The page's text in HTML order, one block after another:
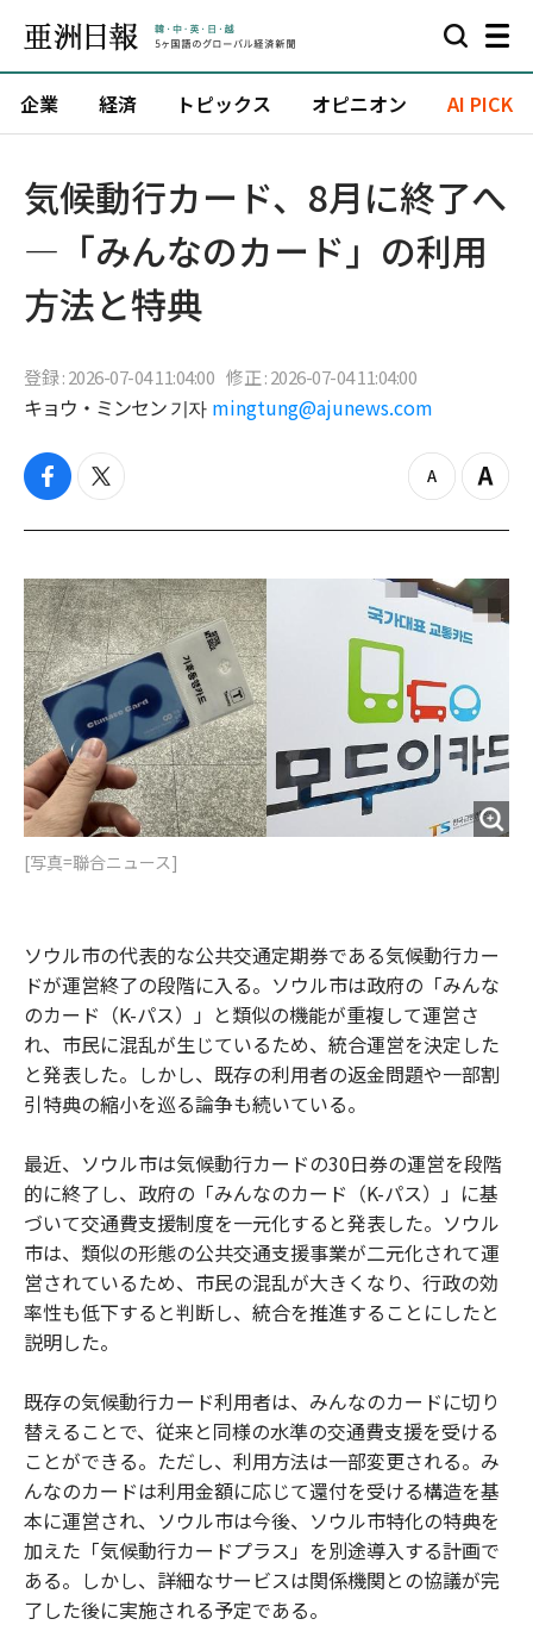
企業 経済 トピックス オピニオン AI PICK
気候動行カード、8月に終了へ
—「みんなのカード」の利用
方法と特典
登録 : 2026-07-04 11:04:00 修正 : 2026-07-04 11:04:00
キョウ・ミンセン 기자 mingtung@ajunews.com
f
c
b
o
o
k
t
i
t
e
r
z
o
o
u
t
Z
o
i
n
[写真=聯合ニュース]
ソウル市の代表的な公共交通定期券である気候動行カー
ドが運営終了の段階に入る。ソウル市は政府の「みんな
のカード（K-パス）」と類似の機能が重複して運営さ
れ、市民に混乱が生じているため、統合運営を決定した
と発表した。しかし、既存の利用者の返金問題や一部割
引特典の縮小を巡る論争も続いている。
最近、ソウル市は気候動行カードの30日券の運営を段階
的に終了し、政府の「みんなのカード（K-パス）」に基
づいて交通費支援制度を一元化すると発表した。ソウル
市は、類似の形態の公共交通支援事業が二元化されて運
営されているため、市民の混乱が大きくなり、行政の効
率性も低下すると判断し、統合を推進することにしたと
説明した。
既存の気候動行カード利用者は、みんなのカードに切り
替えることで、従来と同様の水準の交通費支援を受ける
ことができる。ただし、利用方法は一部変更される。み
んなのカードは利用金額に応じて還付を受ける構造を基
本に運営され、ソウル市は今後、ソウル市特化の特典を
加えた「気候動行カードプラス」を別途導入する計画で
ある。しかし、詳細なサービスは関係機関との協議が完
了した後に実施される予定である。